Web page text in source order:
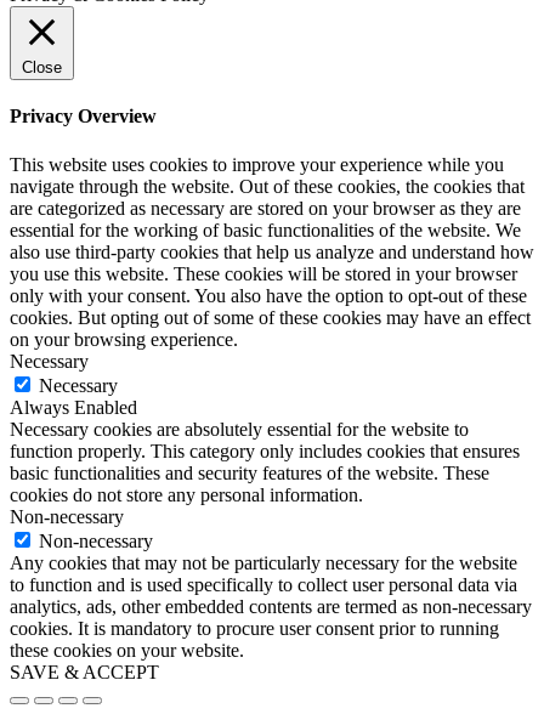
Close
Privacy Overview
This website uses cookies to improve your experience while you
navigate through the website. Out of these cookies, the cookies that
are categorized as necessary are stored on your browser as they are
essential for the working of basic functionalities of the website. We
also use third-party cookies that help us analyze and understand how
you use this website. These cookies will be stored in your browser
only with your consent. You also have the option to opt-out of these
cookies. But opting out of some of these cookies may have an effect
on your browsing experience.
Necessary
Necessary
Always Enabled
Necessary cookies are absolutely essential for the website to
function properly. This category only includes cookies that ensures
basic functionalities and security features of the website. These
cookies do not store any personal information.
Non-necessary
Non-necessary
Any cookies that may not be particularly necessary for the website
to function and is used specifically to collect user personal data via
analytics, ads, other embedded contents are termed as non-necessary
cookies. It is mandatory to procure user consent prior to running
these cookies on your website.
SAVE & ACCEPT